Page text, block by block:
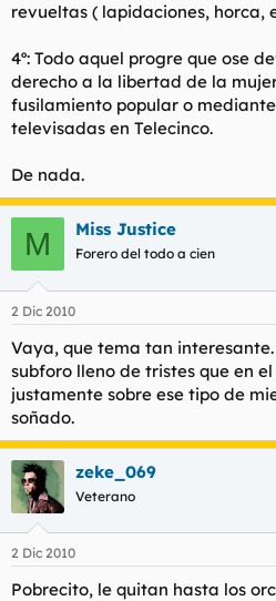
revueltas ( lapidaciones, horca,
4º: Todo aquel progre que ose
derecho a la libertad de la
fusilamiento popular o
televisadas en Telecinco.
De nada.
M Miss Justice
Forero del todo a cien
2 Dic 2010
Vaya, que tema tan
subforo lleno de tristes que en
justamente sobre ese tipo de
soñado.
zeke_069
Veterano
2 Dic 2010
Pobrecito, le quitan hasta los